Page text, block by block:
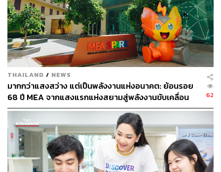
จะดีแค่ไหนหากคุณมีสถานที่ที่พร้อมปลูกฝังเมล็ดพันธุ์ของวัน
พรุ่งนี้ให้เจริญเติบโตขึ้นมาอย่างมีคุณภาพ ท่ามกลาง
นวัตกรรมและความใส่ใจที่เป็นมิตรต่อสิ่งแวดล้อมที่แสนสิริ
ได้มอบให้กับเมือง T77 สร้างบุคลากรที่ตระหนักรู้และรับผิด
ชอบต่อสิ่งแวดล้อมและสังคมโลกตั้งแต่วัยเด็ก ผนึกกำลังเป็น
หนึ่งเดียวเพื่อสร้างสังคมรักษ์โลกอย่างยั่งยืน
TAGS: Advertorial
การอนุรักษ์สิ่งแวดล้อม
โรงเรียนนานาชาติ Bangkok Prep
THAILAND / NEWS
มากกว่าแสงสว่าง แต่เป็นพลังงานแห่งอนาคต: ย้อนรอย
68 ปี MEA จากแสงแรกแห่งสยามสู่พลังงานขับเคลื่อน
เมือง ผ่าน MEA SPARK
62